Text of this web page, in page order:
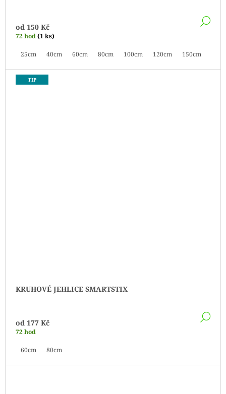
od 150 Kč
72 hod(1 ks)
25cm 40cm 60cm 80cm 100cm 120cm 150cm
TIP
KRUHOVÉ JEHLICE SMARTSTIX
od 177 Kč
72 hod
60cm 80cm